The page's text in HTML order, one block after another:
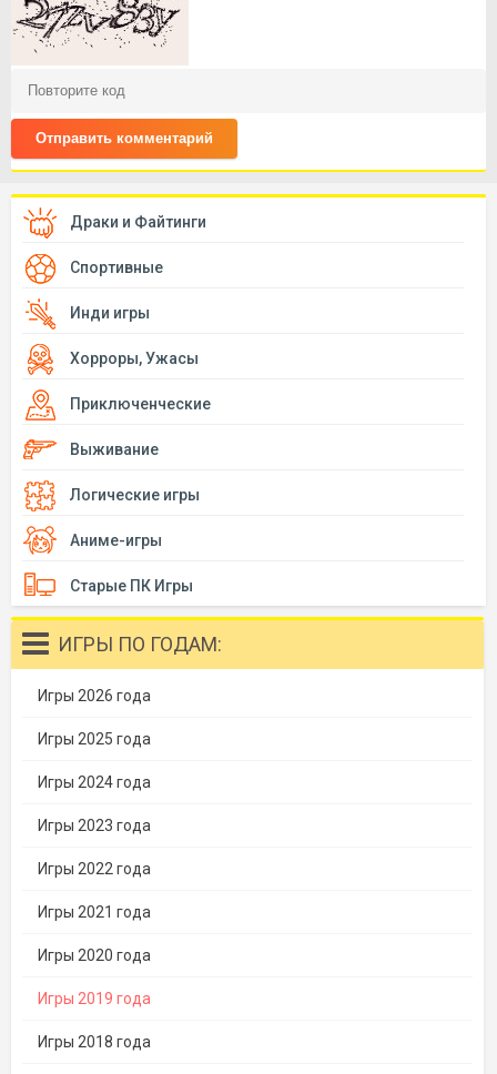
Отправить комментарий
Драки и Файтинги
Спортивные
Инди игры
Хорроры, Ужасы
Приключенческие
Выживание
Логические игры
Аниме-игры
Старые ПК Игры
ИГРЫ ПО ГОДАМ:
Игры 2026 года
Игры 2025 года
Игры 2024 года
Игры 2023 года
Игры 2022 года
Игры 2021 года
Игры 2020 года
Игры 2019 года
Игры 2018 года